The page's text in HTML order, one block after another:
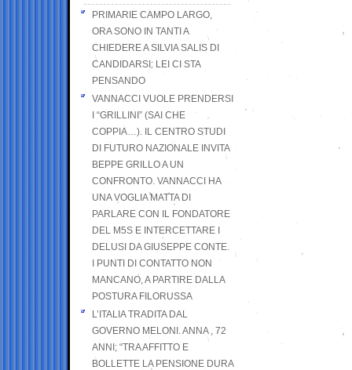
PRIMARIE CAMPO LARGO,
ORA SONO IN TANTI A
CHIEDERE A SILVIA SALIS DI
CANDIDARSI: LEI CI STA
PENSANDO
VANNACCI VUOLE PRENDERSI
I “GRILLINI” (SAI CHE
COPPIA…). IL CENTRO STUDI
DI FUTURO NAZIONALE INVITA
BEPPE GRILLO A UN
CONFRONTO. VANNACCI HA
UNA VOGLIA MATTA DI
PARLARE CON IL FONDATORE
DEL M5S E INTERCETTARE I
DELUSI DA GIUSEPPE CONTE.
I PUNTI DI CONTATTO NON
MANCANO, A PARTIRE DALLA
POSTURA FILORUSSA
L’ITALIA TRADITA DAL
GOVERNO MELONI. ANNA , 72
ANNI; “TRA AFFITTO E
BOLLETTE LA PENSIONE DURA